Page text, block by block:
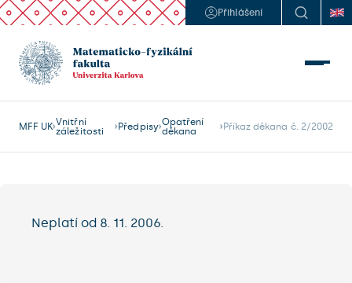
Přihlášení
MFF UK Vnitřní
záležitosti
Předpisy Opatření
děkana
Příkaz děkana č. 2/2002
Neplatí od 8. 11. 2006.